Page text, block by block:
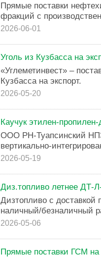
Прямые поставки
фракций с
2026-06-01
Уголь из Кузбасса на
«Углеметинвест» –
Кузбасса на экспорт.
2026-05-20
Каучук этилен-
ООО РН-Туапсинский
вертикально-
2026-05-19
Диз.топливо летнее ДТ-
Дизтопливо с доставкой
наличный/безналичный
2026-05-06
Прямые поставки ГСМ